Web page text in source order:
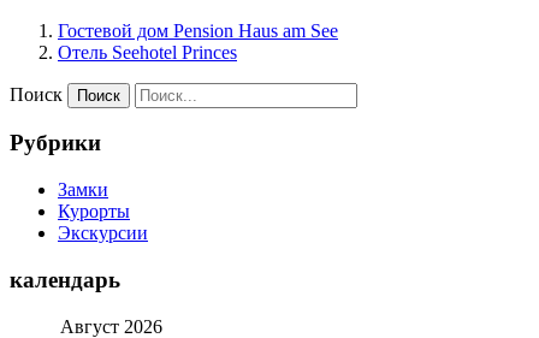
Гостевой дом Pension Haus am See
Отель Seehotel Princes
Поиск
Рубрики
Замки
Курорты
Экскурсии
календарь
Август 2026